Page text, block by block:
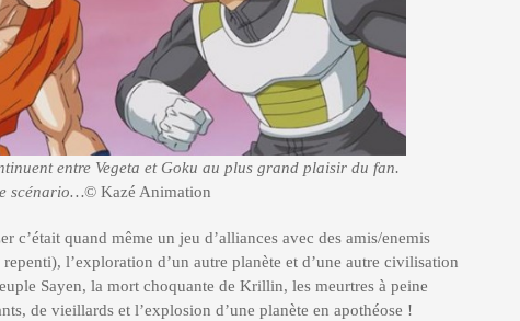
entre Vegeta et Goku au plus grand plaisir du fan.
scénario…© Kazé Animation
c’était quand même un jeu d’alliances avec des amis/enemis
l’exploration d’un autre planète et d’une autre civilisation
Sayen, la mort choquante de Krillin, les meurtres à peine
de vieillards et l’explosion d’une planète en apothéose !